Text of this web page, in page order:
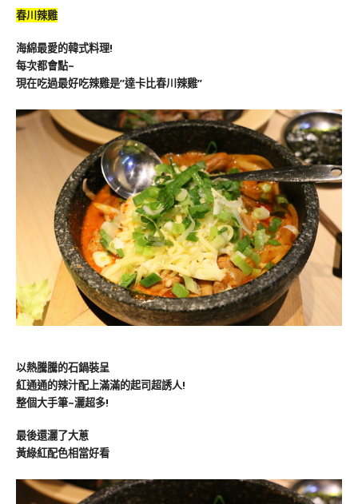
春川辣雞
海綿最愛的韓式料理!
每次都會點~
現在吃過最好吃辣雞是”達卡比春川辣雞”
以熱騰騰的石鍋裝呈
紅通通的辣汁配上滿滿的起司超誘人!
整個大手筆~灑超多!
最後還灑了大蔥
黃綠紅配色相當好看